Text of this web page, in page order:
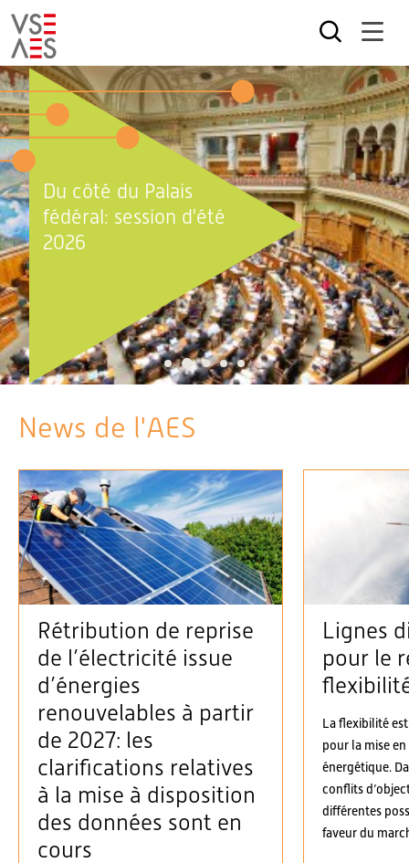
Aller
au
contenu
principal
Du côté du Palais
fédéral: session d'été
2026
1 2 3 4 5
News de l'AES
Rétribution de reprise
de l’électricité issue
d’énergies
renouvelables à partir
de 2027: les
clarifications relatives
à la mise à disposition
des données sont en
cours
Lignes
pour le
La flexibilité
pour la mise
énergétique.
conflits
différentes
faveur du